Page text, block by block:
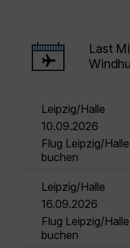
Last
Leipzig/Halle
10.09.2026
Flug Leipzig/
buchen
Leipzig/Halle
16.09.2026
Flug Leipzig/
buchen